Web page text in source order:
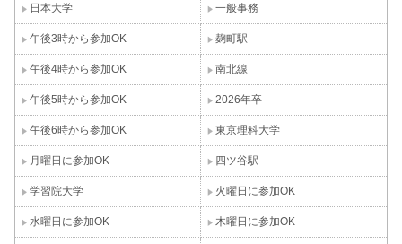
日本大学 一般事務
午後3時から参加OK 麹町駅
午後4時から参加OK 南北線
午後5時から参加OK 2026年卒
午後6時から参加OK 東京理科大学
月曜日に参加OK 四ツ谷駅
学習院大学 火曜日に参加OK
水曜日に参加OK 木曜日に参加OK